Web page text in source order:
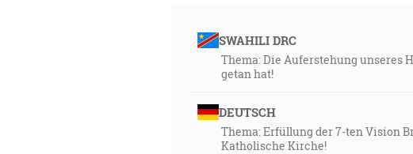
SWAHILI DRC
Thema: Die Auferstehung unseres
getan hat!
DEUTSCH
Thema: Erfüllung der 7-ten Vision
Katholische Kirche!